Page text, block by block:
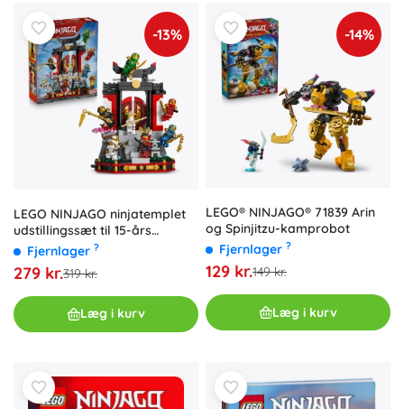
-13%
LEGO NINJAGO ninjatemplet
udstillingssæt til 15-års
jubilæet
Fjernlager ?
279 kr.319 kr.
Læg i kurv
-14%
LEGO® NINJAGO® 71839 Arin
og Spinjitzu-kamprobot
Fjernlager ?
129 kr.149 kr.
Læg i kurv